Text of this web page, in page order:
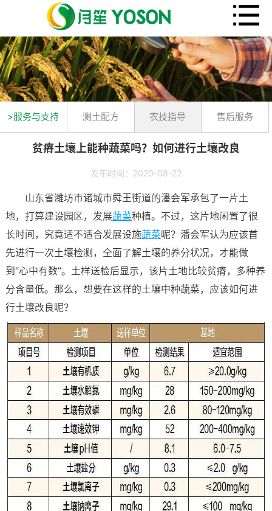
>服务与支持 测土配方 农技指导 售后服务
贫瘠土壤上能种蔬菜吗？如何进行土壤改良
发布时间：2020-08-22
山东省潍坊市诸城市舜王街道的潘会军承包了一片土
地，打算建设园区，发展蔬菜种植。不过，这片地闲置了很
长时间，究竟适不适合发展设施蔬菜呢？潘会军认为应该首
先进行一次土壤检测，全面了解土壤的养分状况，才能做
到“心中有数”。土样送检后显示，该片土地比较贫瘠，多种养
分含量低。那么，想要在这样的土壤中种蔬菜，应该如何进
行土壤改良呢？